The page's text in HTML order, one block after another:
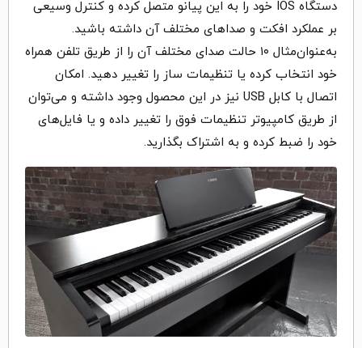
دستگاه IOS خود را به این پیانو متصل کرده و کنترل وسیعی
بر عملکرد افکت و صداهای مختلف آن داشته باشید.
به‌عنوان‌مثال ۱۰ حالت صدای مختلف آن را از طریق تلفن همراه
خود انتخاب کرده یا تنظیمات ساز را تغییر دهید. امکان
اتصال با کابل USB نیز در این محصول وجود داشته و می‌توان
از طریق کامپیوتر تنظیمات فوق را تغییر داده و یا فایل‌های
خود را ضبط کرده و به اشتراک بگذارید.